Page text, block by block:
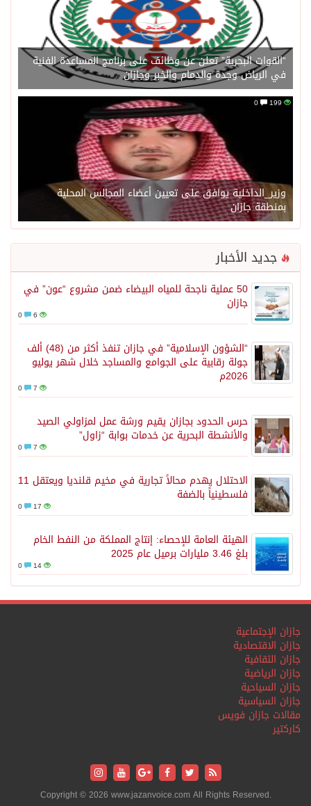
“القوات البحرية” تعلن عن وظائف على برنامج المساعدة الفنية
في الرياض وجدة والدمام والخبر وجازان
199
وزير_الداخلية يوافق على تعيين أعضاء المجالس المحلية
بمنطقة جازان
جديد الأخبار
50 عملية ناجحة للمياه البيضاء ضمن مشروع “عون” في
جازان
6
“الشؤون الإسلامية” في جازان تنفذ أكثر من (48) ألف
جولة رقابية على الجوامع والمساجد خلال شهر يوليو
2026م
7
حرس الحدود بجازان يقيم ورشة عمل لمزاولي الصيد
والأنشطة البحرية عن خدمات بوابة “زاول”
7
الاحتلال يهدم محالاً تجارية في مخيم قلنديا ويعتقل 11
فلسطينياً بالضفة
17
الهيئة العامة للإحصاء: إنتاج المملكة من النفط الخام
بلغ 3.46 مليارات برميل عام 2025
14
جازان الإجتماعية
جازان الاقتصادية
جازان الثقافية
جازان الرياضية
جازان السياحية
جازان السياسية
مقالات جازان فويس
كاركتير
Copyright © 2026 www.jazanvoice.com All Rights Reserved.